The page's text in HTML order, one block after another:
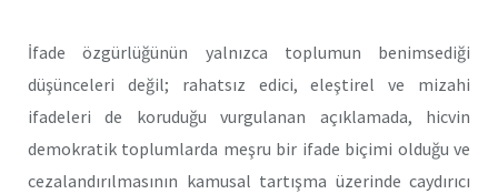
İfade özgürlüğünün yalnızca toplumun benimsediği
düşünceleri değil; rahatsız edici, eleştirel ve mizahi
ifadeleri de koruduğu vurgulanan açıklamada, hicvin
demokratik toplumlarda meşru bir ifade biçimi olduğu ve
cezalandırılmasının kamusal tartışma üzerinde caydırıcı